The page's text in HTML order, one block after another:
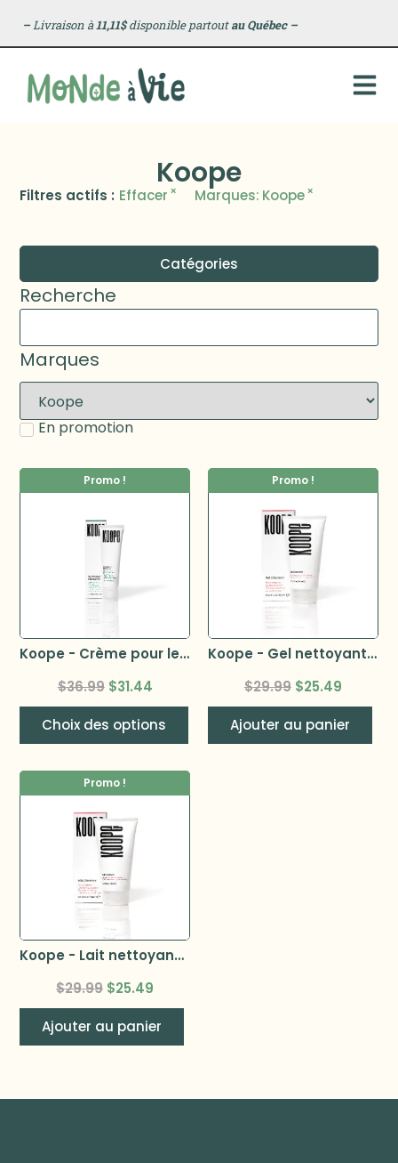
–Livraison à11,11$disponible partoutau Québec –
Koope
Filtres actifs : Effacer × Marques: Koope×
Catégories
Recherche
Marques
En promotion
Promo !
Koope - Crème pour le visage 50ml –
$36.99 $31.44
Choix des options
Promo !
Koope - Gel nettoyant 150ml
$29.99 $25.49
Ajouter au panier
Promo !
Koope - Lait nettoyant 150ml
$29.99 $25.49
Ajouter au panier